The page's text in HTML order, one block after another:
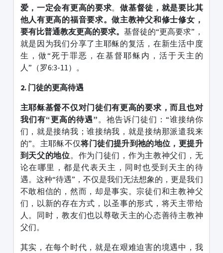
爱，一定会有更高的要求。做基督徒，就是要比其
他人有更高的福音要求。做主教神父和修士修女，
要有比普通教友更高的要求。基督徒的“更高要求”，
就是因为我们分享了主耶稣的复活，在新生活中度
生，做“死于罪恶，在基督耶稣内，活于天主的
人”（罗6:3-11）。
2. 门徒的更高待遇
主耶稣基督不仅对门徒们有更高的要求，而且也对
我们有“更高的待遇” 。祂告诉门徒们：“谁接纳你
们，就是接纳我；谁接纳我，就是接纳那派遣我来
的”。主耶稣不仅将门徒们提升到祂的地位，更提升
到天父的地位。作为门徒们，作为主教神父们，无
论在哪里，都是代表天主，同时也受到天主的待
遇。这种“待遇”，不仅是我们无法想象的，更是我们
不敢相信的，然而，却是事实。宗徒们和主教神父
们，以新的存在方式，以圣事的形式，将天主带给
人。同时，教友们也以尊敬天主的心态善待主教神
父们。
其实，在每个时代，就是在艰难迫害的境遇中，我